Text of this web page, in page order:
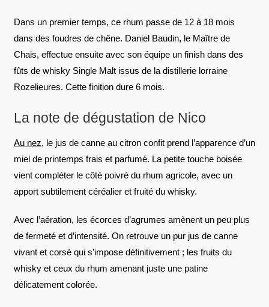
Dans un premier temps, ce rhum passe de 12 à 18 mois
dans des foudres de chêne. Daniel Baudin, le Maître de
Chais, effectue ensuite avec son équipe un finish dans des
fûts de whisky Single Malt issus de la distillerie lorraine
Rozelieures. Cette finition dure 6 mois.
La note de dégustation de Nico
Au nez, le jus de canne au citron confit prend l’apparence d’un
miel de printemps frais et parfumé. La petite touche boisée
vient compléter le côté poivré du rhum agricole, avec un
apport subtilement céréalier et fruité du whisky.
Avec l’aération, les écorces d’agrumes amènent un peu plus
de fermeté et d’intensité. On retrouve un pur jus de canne
vivant et corsé qui s’impose définitivement ; les fruits du
whisky et ceux du rhum amenant juste une patine
délicatement colorée.